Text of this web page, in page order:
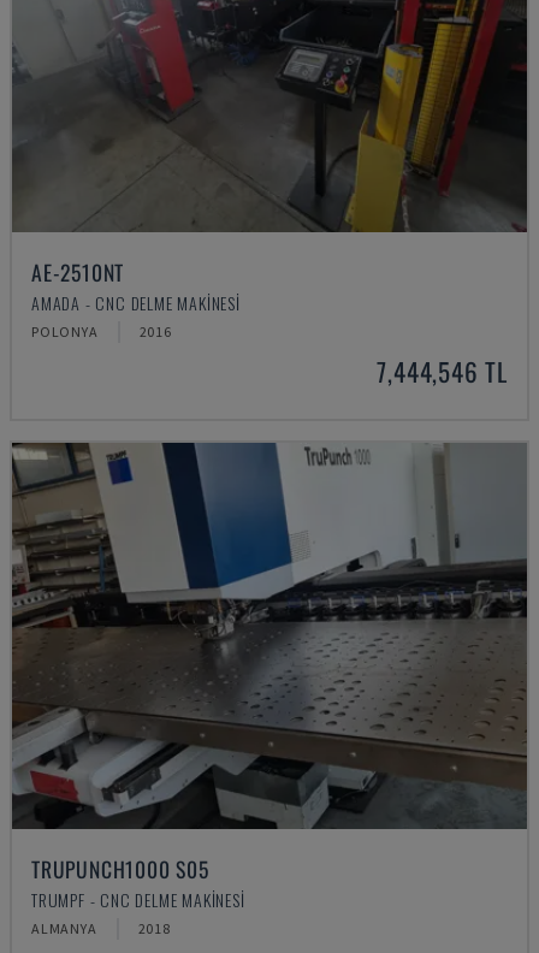
AE-2510NT
AMADA - CNC DELME MAKINESI
POLONYA 2016
7,444,546 TL
TRUPUNCH1000 S05
TRUMPF - CNC DELME MAKINESI
ALMANYA 2018